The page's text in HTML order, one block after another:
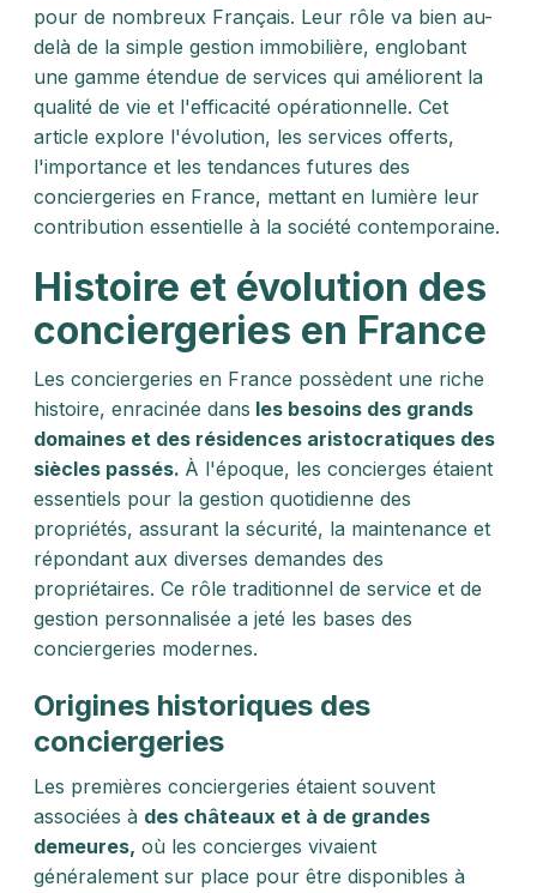
pour de nombreux Français. Leur rôle va bien au-
delà de la simple gestion immobilière, englobant
une gamme étendue de services qui améliorent la
qualité de vie et l'efficacité opérationnelle. Cet
article explore l'évolution, les services offerts,
l'importance et les tendances futures des
conciergeries en France, mettant en lumière leur
contribution essentielle à la société contemporaine.
Histoire et évolution des
conciergeries en France
Les conciergeries en France possèdent une riche
histoire, enracinée dans les besoins des grands
domaines et des résidences aristocratiques des
siècles passés. À l'époque, les concierges étaient
essentiels pour la gestion quotidienne des
propriétés, assurant la sécurité, la maintenance et
répondant aux diverses demandes des
propriétaires. Ce rôle traditionnel de service et de
gestion personnalisée a jeté les bases des
conciergeries modernes.
Origines historiques des
conciergeries
Les premières conciergeries étaient souvent
associées à des châteaux et à de grandes
demeures, où les concierges vivaient
généralement sur place pour être disponibles à